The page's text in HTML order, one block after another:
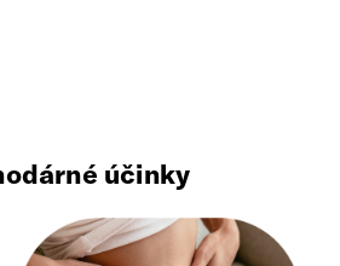
účinky